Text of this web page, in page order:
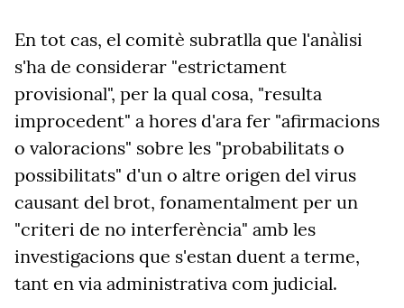
En tot cas, el comitè subratlla que l'anàlisi
s'ha de considerar "estrictament
provisional", per la qual cosa, "resulta
improcedent" a hores d'ara fer "afirmacions
o valoracions" sobre les "probabilitats o
possibilitats" d'un o altre origen del virus
causant del brot, fonamentalment per un
"criteri de no interferència" amb les
investigacions que s'estan duent a terme,
tant en via administrativa com judicial.